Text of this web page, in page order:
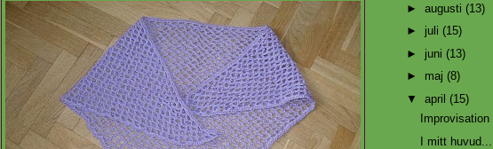
► augusti (13)
► juli (15)
► juni (13)
► maj (8)
▼ april (15)
Improvisation
I mitt huvud...